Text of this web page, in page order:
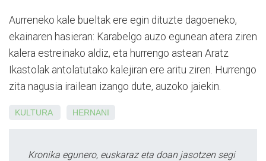
Aurreneko kale bueltak ere egin dituzte dagoeneko,
ekainaren hasieran: Karabelgo auzo egunean atera ziren
kalera estreinako aldiz, eta hurrengo astean Aratz
Ikastolak antolatutako kalejiran ere aritu ziren. Hurrengo
zita nagusia irailean izango dute, auzoko jaiekin.
KULTURA HERNANI
Kronika egunero, euskaraz eta doan jasotzen segi